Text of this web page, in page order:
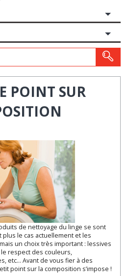
POINT SUR
de nettoyage du linge se sont
plus le cas actuellement et les
un choix très important : lessives
respect des couleurs,
etc… Avant de vous fier à des
point sur la composition s’impose !